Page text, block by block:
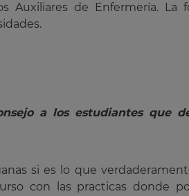
Auxiliares de Enfermería. La
a los estudiantes que
si es lo que
con las practicas donde